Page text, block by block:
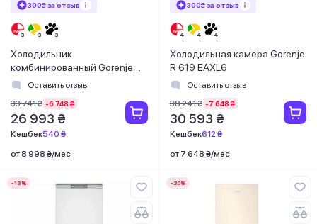
300₴ за отзыв
Холодильник
комбинированный Gorenje
NRK 6192 AXL4
Оставить отзыв
33 741 ₴ -6 748 ₴
26 993 ₴
Кешбек540 ₴
от 8 998 ₴/мес
300₴ за отзыв
Холодильная камера Gorenje
R 619 EAXL6
Оставить отзыв
38 241 ₴ -7 648 ₴
30 593 ₴
Кешбек612 ₴
от 7 648 ₴/мес
-13% -20%